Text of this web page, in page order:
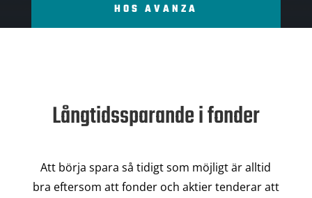
HOS AVANZA
Långtidssparande i fonder
Att börja spara så tidigt som möjligt är alltid
bra eftersom att fonder och aktier tenderar att